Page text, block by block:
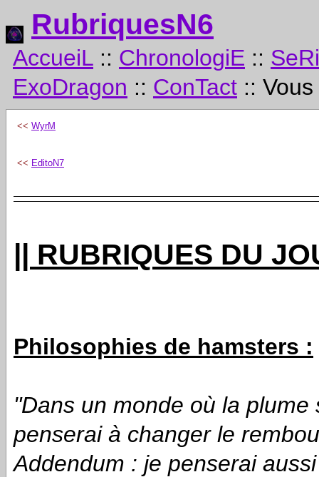
RubriquesN6
AccueiL :: ChronologiE ::
ExoDragon :: ConTact ::
<< WyrM
<< EditoN7
|| RUBRIQUES DU
Philosophies de hamsters :
"Dans un monde où la
penserai à changer le
Addendum : je penserai